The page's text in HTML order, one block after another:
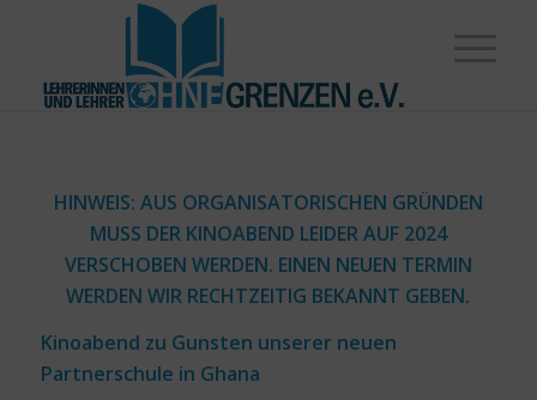
HINWEIS: AUS ORGANISATORISCHEN GRÜNDEN
MUSS DER KINOABEND LEIDER AUF 2024
VERSCHOBEN WERDEN. EINEN NEUEN TERMIN
WERDEN WIR RECHTZEITIG BEKANNT GEBEN.
Kinoabend zu Gunsten unserer neuen
Partnerschule in Ghana